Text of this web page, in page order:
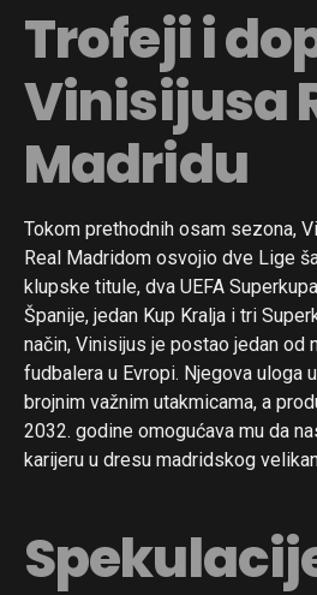
Trofeji i
Vinisijusa
Madridu
Tokom prethodnih osam sezona,
Real Madridom osvojio dve Lige
klupske titule, dva UEFA
Španije, jedan Kup Kralja i tri
način, Vinisijus je postao jedan od
fudbalera u Evropi. Njegova uloga
brojnim važnim utakmicama, a
2032. godine omogućava mu da
karijeru u dresu madridskog